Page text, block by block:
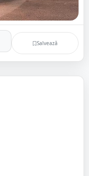
Salvează